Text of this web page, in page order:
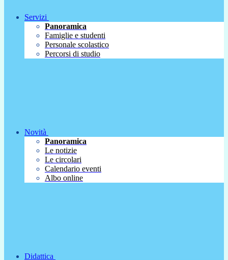
Servizi
Panoramica
Famiglie e studenti
Personale scolastico
Percorsi di studio
Novità
Panoramica
Le notizie
Le circolari
Calendario eventi
Albo online
Didattica